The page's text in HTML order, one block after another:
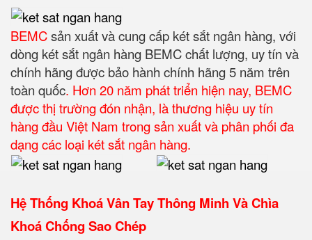
BEMCsản xuất và cung cấp két sắt ngân hàng, với
dòng két sắt ngân hàng BEMC chất lượng, uy tín và
chính hãng được bảo hành chính hãng 5 năm trên
toàn quốc. Hơn 20 năm phát triển hiện nay, BEMC
được thị trường đón nhận, là thương hiệu uy tín
hàng đầu Việt Nam trong sản xuất và phân phối đa
dạng các loại két sắt ngân hàng.
Hệ Thống Khoá Vân Tay Thông Minh Và Chìa
Khoá Chống Sao Chép